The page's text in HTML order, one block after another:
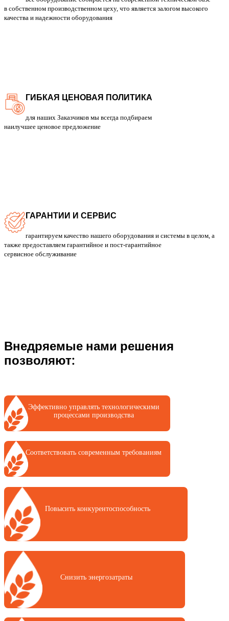
в собственном производственном цеху, что является залогом высокого
качества и надежности оборудования
ГИБКАЯ ЦЕНОВАЯ ПОЛИТИКА
для наших Заказчиков мы всегда подбираем
наилучшее ценовое предложение
ГАРАНТИИ И СЕРВИС
гарантируем качество нашего оборудования и системы в целом, а
также предоставляем гарантийное и пост-гарантийное
сервисное обслуживание
Внедряемые нами решения
позволяют:
Эффективно управлять технологическими
процессами производства
Соответствовать современным требованиям
Повысить конкурентоспособность
Снизить энергозатраты